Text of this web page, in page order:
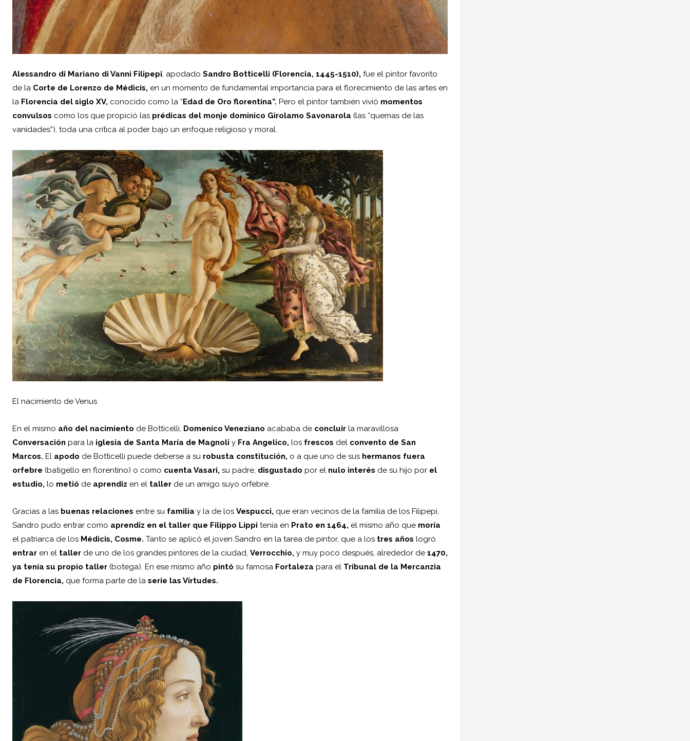
Alessandro di Mariano di Vanni Filipepi, apodado Sandro Botticelli (Florencia, 1445-1510), fue el pintor favorito
de la Corte de Lorenzo de Médicis, en un momento de fundamental importancia para el florecimiento de las artes en
la Florencia del siglo XV, conocido como la “Edad de Oro florentina”. Pero el pintor también vivió momentos
convulsos como los que propició las prédicas del monje dominico Girolamo Savonarola (las “quemas de las
vanidades”), toda una crítica al poder bajo un enfoque religioso y moral.
El nacimiento de Venus
En el mismo año del nacimiento de Botticelli, Domenico Veneziano acababa de concluir la maravillosa
Conversación para la iglesia de Santa María de Magnoli y Fra Angelico, los frescos del convento de San
Marcos. El apodo de Botticelli puede deberse a su robusta constitución, o a que uno de sus hermanos fuera
orfebre (batigello en florentino) o como cuenta Vasari, su padre, disgustado por el nulo interés de su hijo por el
estudio, lo metió de aprendiz en el taller de un amigo suyo orfebre.
Gracias a las buenas relaciones entre su familia y la de los Vespucci, que eran vecinos de la familia de los Filipepi,
Sandro pudo entrar como aprendiz en el taller que Filippo Lippi tenía en Prato en 1464, el mismo año que moría
el patriarca de los Médicis, Cosme. Tanto se aplicó el joven Sandro en la tarea de pintor, que a los tres años logró
entrar en el taller de uno de los grandes pintores de la ciudad, Verrocchio, y muy poco después, alrededor de 1470,
ya tenía su propio taller (botega). En ese mismo año pintó su famosa Fortaleza para el Tribunal de la Mercanzia
de Florencia, que forma parte de la serie las Virtudes.